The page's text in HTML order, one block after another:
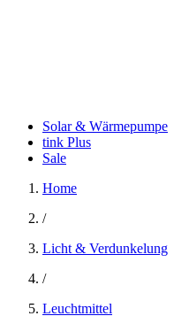
Solar & Wärmepumpe
tink Plus
Sale
Home
/
Licht & Verdunkelung
/
Leuchtmittel